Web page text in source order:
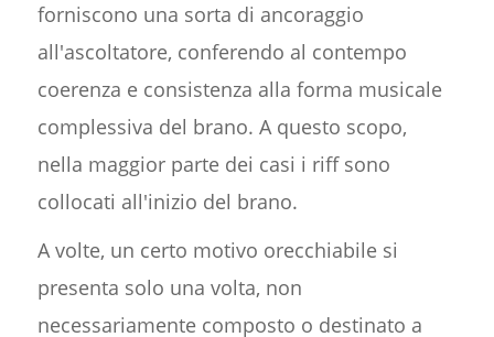
forniscono una sorta di ancoraggio
all'ascoltatore, conferendo al contempo
coerenza e consistenza alla forma musicale
complessiva del brano. A questo scopo,
nella maggior parte dei casi i riff sono
collocati all'inizio del brano.
A volte, un certo motivo orecchiabile si
presenta solo una volta, non
necessariamente composto o destinato a